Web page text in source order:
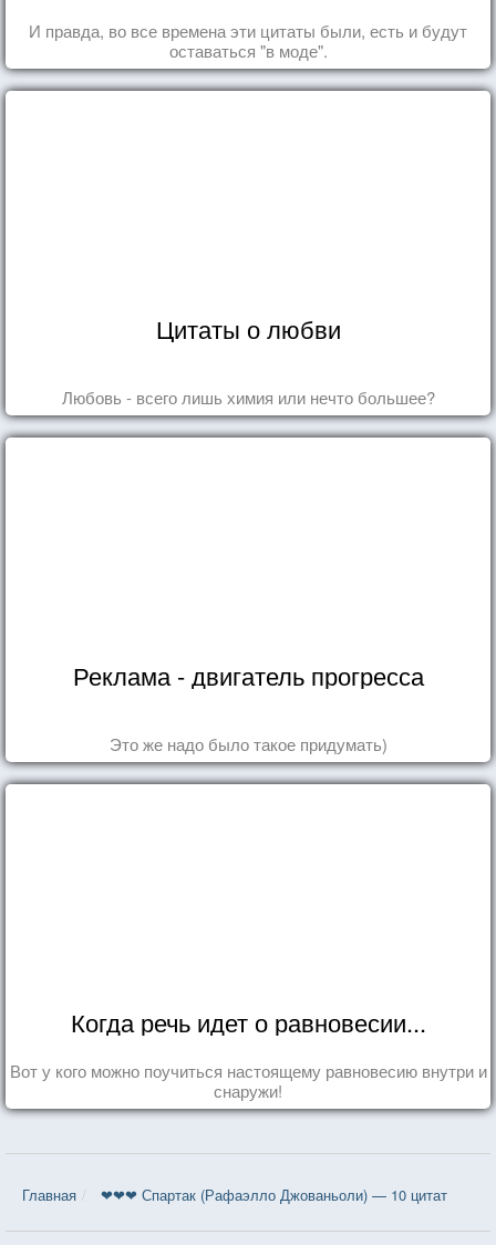
И правда, во все времена эти цитаты были, есть и будут
оставаться "в моде".
Цитаты о любви
Любовь - всего лишь химия или нечто большее?
Реклама - двигатель прогресса
Это же надо было такое придумать)
Когда речь идет о равновесии...
Вот у кого можно поучиться настоящему равновесию внутри и
снаружи!
Главная ❤❤❤ Спартак (Рафаэлло Джованьоли) — 10 цитат